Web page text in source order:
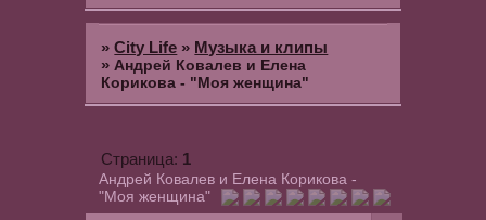
»City Life » Музыка и клипы
» Андрей Ковалев и Елена
Корикова - "Моя женщина"
Андрей Ковалев и Елена Корикова -
"Моя женщина"
Страница: 1